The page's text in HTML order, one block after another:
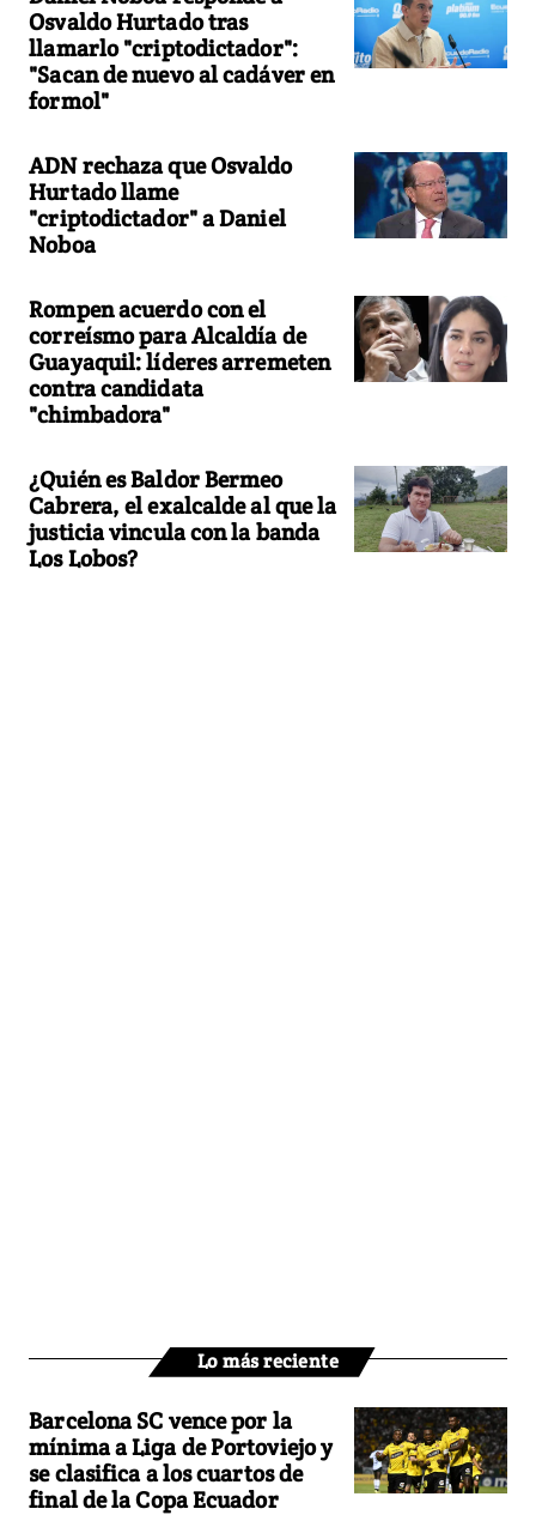
Osvaldo Hurtado tras
llamarlo "criptodictador":
"Sacan de nuevo al cadáver en
formol"
ADN rechaza que Osvaldo
Hurtado llame
"criptodictador" a Daniel
Noboa
Rompen acuerdo con el
correísmo para Alcaldía de
Guayaquil: líderes arremeten
contra candidata
"chimbadora"
¿Quién es Baldor Bermeo
Cabrera, el exalcalde al que la
justicia vincula con la banda
Los Lobos?
Lo más reciente
Barcelona SC vence por la
mínima a Liga de Portoviejo y
se clasifica a los cuartos de
final de la Copa Ecuador